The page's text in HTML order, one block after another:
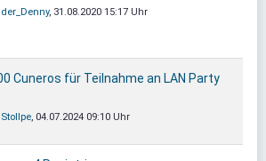
der_Denny, 31.08.2020 15:17 Uhr
Cuneros für Teilnahme an LAN Party
Stollpe , 04.07.2024 09:10 Uhr